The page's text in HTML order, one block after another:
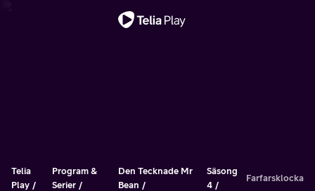
Telia
Play
Program &
Serier
Den Tecknade Mr
Bean
Säsong
4
Farfarsklocka